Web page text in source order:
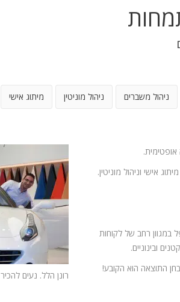
ניהול משברים ניהול מוניטין מיתוג אישי
רונן הלל. נעים להכיר
אופטימית.
אישי וניהול מוניטין.
במגוון רחב של לקוחות
ובינוניים.
התוצאה הוא הקובע!